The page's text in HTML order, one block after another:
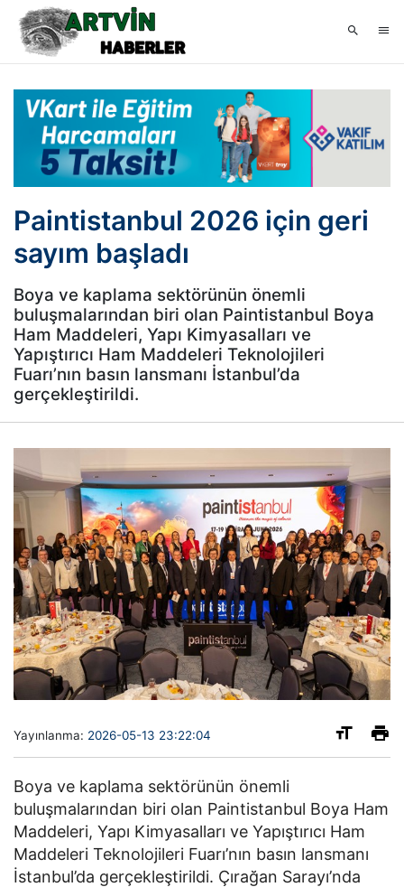
Paintistanbul 2026 için geri
sayım başladı
Boya ve kaplama sektörünün önemli
buluşmalarından biri olan Paintistanbul Boya
Ham Maddeleri, Yapı Kimyasalları ve
Yapıştırıcı Ham Maddeleri Teknolojileri
Fuarı’nın basın lansmanı İstanbul’da
gerçekleştirildi.
Yayınlanma: 2026-05-13 23:22:04
Boya ve kaplama sektörünün önemli
buluşmalarından biri olan Paintistanbul Boya Ham
Maddeleri, Yapı Kimyasalları ve Yapıştırıcı Ham
Maddeleri Teknolojileri Fuarı’nın basın lansmanı
İstanbul’da gerçekleştirildi. Çırağan Sarayı’nda